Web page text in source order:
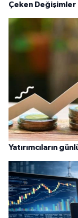
Çeken Değişimler
Yatırımcıların